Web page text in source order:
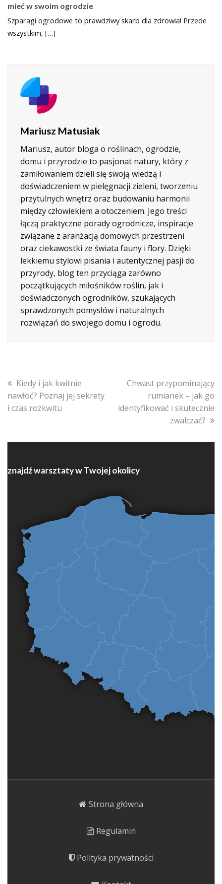
mieć w swoim ogrodzie
Szparagi ogrodowe to prawdziwy skarb dla zdrowia! Przede
wszystkim, […]
Mariusz Matusiak
Mariusz, autor bloga o roślinach, ogrodzie,
domu i przyrodzie to pasjonat natury, który z
zamiłowaniem dzieli się swoją wiedzą i
doświadczeniem w pielęgnacji zieleni, tworzeniu
przytulnych wnętrz oraz budowaniu harmonii
między człowiekiem a otoczeniem. Jego treści
łączą praktyczne porady ogrodnicze, inspiracje
związane z aranżacją domowych przestrzeni
oraz ciekawostki ze świata fauny i flory. Dzięki
lekkiemu stylowi pisania i autentycznej pasji do
przyrody, blog ten przyciąga zarówno
początkujących miłośników roślin, jak i
doświadczonych ogrodników, szukających
sprawdzonych pomysłów i naturalnych
rozwiązań do swojego domu i ogrodu.
previous
post:
Kiedy i jak kwitnie
nawłoć? Poznaj jej sekrety
i czas rozkwitu
next
Chwast przypominający
rumianek – jak go
identyfikować i skutecznie
zwalczać?
znajdź warsztaty w Twojej okolicy
Strona główna
Regulamin
Polityka prywatności